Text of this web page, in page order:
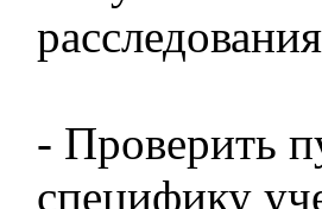
- Проверить
специфику